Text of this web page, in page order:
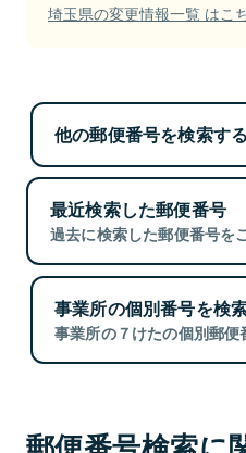
埼玉県の変更情報一覧 はこ
他の郵便番号を検索する
最近検索した郵便番号
過去に検索した郵便番号を
事業所の個別番号を検
事業所の７けたの個別郵便